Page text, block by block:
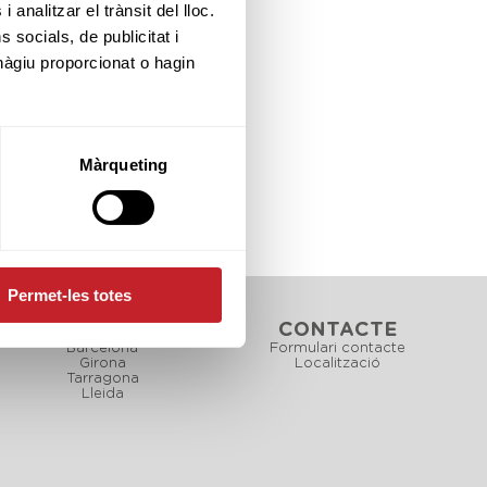
analitzar el trànsit del lloc.
socials, de publicitat i
proporcionat o hagin
Màrqueting
Permet-les totes
CAD INF BNJ
Barcelona
Girona
Tarragona
Lleida
CONTACTE
Formulari contacte
Localització